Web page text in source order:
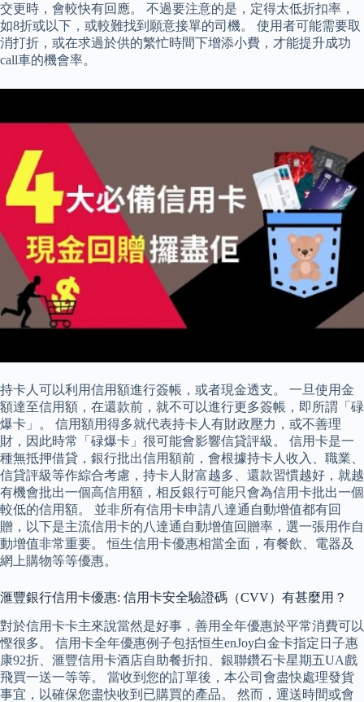
交更時，會較快有回應。 不過要注意的是，定得太低折扣率，
如8折或以下，或較難找到願意接單的司機。 使用者可能需要取
消打折，或在求過於供的繁忙時間下增添小費，才能提升成功
call車的機會率。
持卡人可以利用信用額進行簽帳，或者現金透支。 一旦使用金
額達至信用額，在還款前，就不可以進行更多簽帳，即所謂「碌
爆卡」。 信用額用得多就代表持卡人有財政壓力，或不善理
財，因此時常「碌爆卡」很可能會影響信貸評級。 信用卡是一
種無抵押借貸，銀行批出信用額前，會根據持卡人收入、職業、
信貸評級等作綜合考慮，持卡人財富越多、還款習慣越好，就越
有機會批出一個高信用額，相反銀行可能只會為信用卡批出一個
較低的信用額。 並非所有信用卡申請八達通自動增值都有回
贈，以下是主流信用卡的八達通自動增值回贈率，選一張用作自
動增值非常重要。 恒生信用卡優惠相當全面，有餐飲、電器及
網上購物等等優惠。
滙豐銀行信用卡優惠: 信用卡安全驗證碼（CVV）有甚麼用？
對於信用卡卡主來說當然是好事，善用全年優惠於平常消費可以
慳很多。 信用卡全年優惠例子包括恒生enJoy白金卡指定日子惠
康92折、滙豐信用卡酒店自助餐折扣、銀聯鑽石卡星期五UA戲
飛買一送一等等。 當收到您的訂單後，本公司會盡快處理發貨
事宜，以確保您盡快收到已購買的產品。 然而，運送時間或會